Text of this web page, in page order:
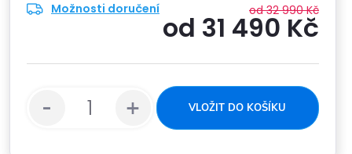
Možnosti doručení od 32 990 Kč
od 31 490 Kč
VLOŽIT DO KOŠÍKU